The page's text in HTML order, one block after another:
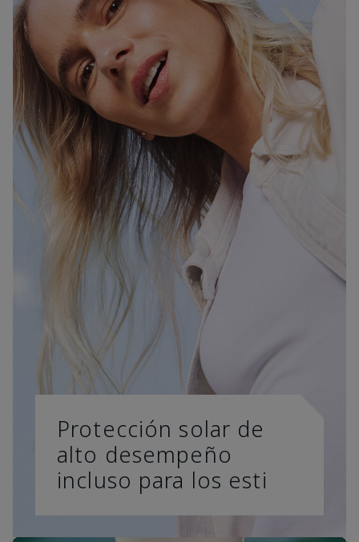
Protección solar de
alto desempeño
incluso para los esti